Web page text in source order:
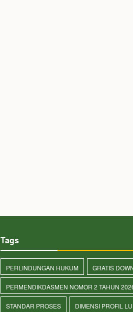
Tags
PERLINDUNGAN HUKUM GRATIS
PERMENDIKDASMEN NOMOR 2 TAHUN
STANDAR PROSES DIMENSI PROFIL